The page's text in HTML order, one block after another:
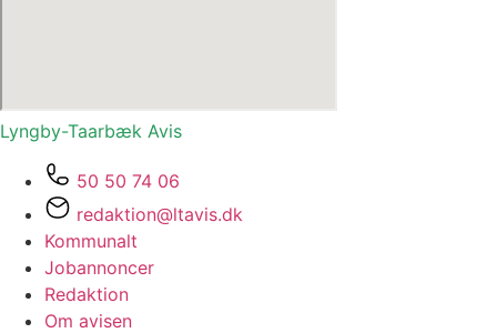
Lyngby-Taarbæk Avis
50 50 74 06
redaktion@ltavis.dk
Kommunalt
Jobannoncer
Redaktion
Om avisen